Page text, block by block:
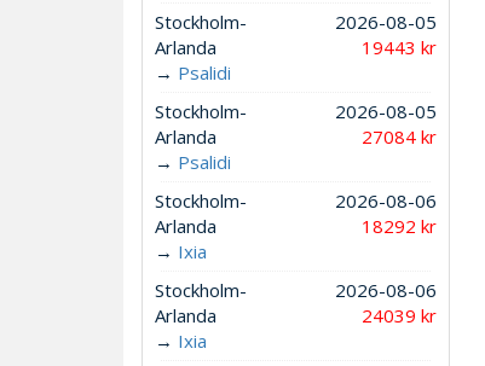
Stockholm-
Arlanda
→ Psalidi
2026-08-05
19443 kr
Stockholm-
Arlanda
→ Psalidi
2026-08-05
27084 kr
Stockholm-
Arlanda
→ Ixia
2026-08-06
18292 kr
Stockholm-
Arlanda
→ Ixia
2026-08-06
24039 kr